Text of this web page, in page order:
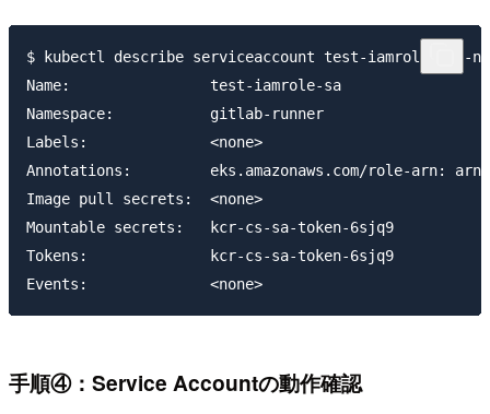
$ kubectl describe serviceaccount test-iamrole-sa -
Name:                test-iamrole-sa
Namespace:           gitlab-runner
Labels:              <none>
Annotations:         eks.amazonaws.com/role-arn:
Image pull secrets:  <none>
Mountable secrets:   kcr-cs-sa-token-6sjq9
Tokens:              kcr-cs-sa-token-6sjq9
手順④：Service Accountの動作確認